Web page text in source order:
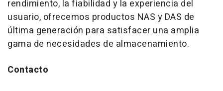
rendimiento, la fiabilidad y la experiencia del
usuario, ofrecemos productos NAS y DAS de
última generación para satisfacer una amplia
gama de necesidades de almacenamiento.
Contacto